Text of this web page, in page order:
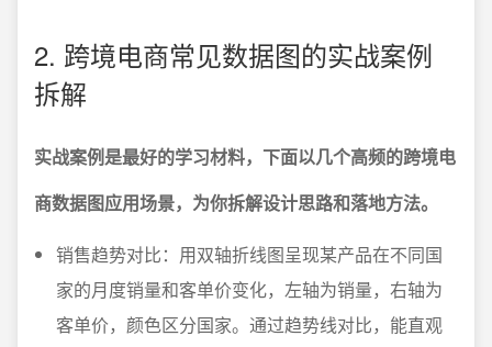
2. 跨境电商常见数据图的实战案例
拆解
实战案例是最好的学习材料，下面以几个高频的跨境电
商数据图应用场景，为你拆解设计思路和落地方法。
销售趋势对比：用双轴折线图呈现某产品在不同国
家的月度销量和客单价变化，左轴为销量，右轴为
客单价，颜色区分国家。通过趋势线对比，能直观